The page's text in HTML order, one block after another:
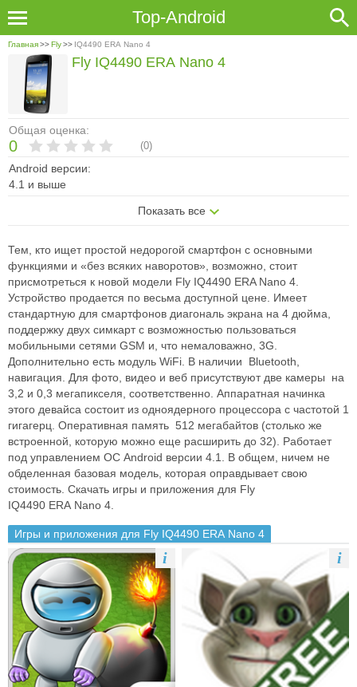
Top-Android
Главная>>Fly>> IQ4490 ERA Nano 4
Общая оценка:
0 (0)
Android версии:
4.1 и выше
Показать все
Fly IQ4490 ERA Nano 4
Тем, кто ищет простой недорогой смартфон с основными
функциями и «без всяких наворотов», возможно, стоит
присмотреться к новой модели Fly IQ4490 ERA Nano 4.
Устройство продается по весьма доступной цене. Имеет
стандартную для смартфонов диагональ экрана на 4 дюйма,
поддержку двух сим­карт с возможностью пользоваться
мобильными сетями GSM и, что немаловажно, 3G.
Дополнительно есть модуль Wi­Fi. В наличии ­ Bluetooth,
навигация. Для фото, видео и веб присутствуют две камеры ­ на
3,2 и 0,3 мегапикселя, соответственно. Аппаратная начинка
этого девайса состоит из одноядерного процессора с частотой 1
гигагерц. Оперативная память ­ 512 мегабайтов (столько же
встроенной, которую можно еще расширить до 32). Работает
под управлением ОС Android версии 4.1. В общем, ничем не
обделенная базовая модель, которая оправдывает свою
стоимость. Скачать игры и приложения для Fly
IQ4490 ERA Nano 4.
Игры и приложения для Fly IQ4490 ERA Nano 4
i i